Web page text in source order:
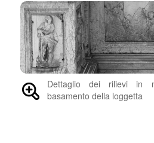
Dettaglio dei rilievi in
basamento della loggetta